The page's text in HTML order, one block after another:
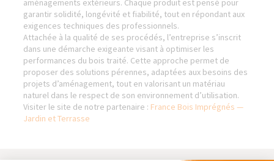
aménagements extérieurs. Chaque produit est pensé pour
garantir solidité, longévité et fiabilité, tout en répondant aux
exigences techniques des professionnels.
Attachée à la qualité de ses procédés, l’entreprise s’inscrit
dans une démarche exigeante visant à optimiser les
performances du bois traité. Cette approche permet de
proposer des solutions pérennes, adaptées aux besoins des
projets d’aménagement, tout en valorisant un matériau
naturel dans le respect de son environnement d’utilisation.
Visiter le site de notre partenaire : France Bois Imprégnés —
Jardin et Terrasse